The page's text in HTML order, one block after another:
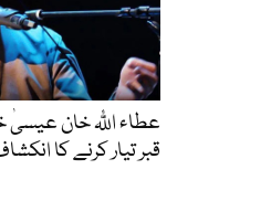
عطاء اللّٰہ خان عیسیٰ
قبر تیار کرنے کا